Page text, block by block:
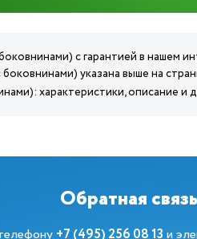
с гарантией в нашем
указана выше на
характеристики, описание и
Обратная связь
+7 (495) 256 08 13 и